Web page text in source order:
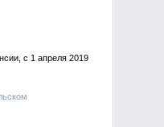
с 1 апреля 2019